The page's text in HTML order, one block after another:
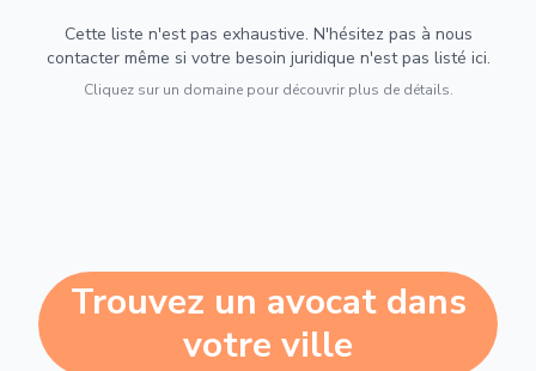
Cette liste n'est pas exhaustive. N'hésitez pas à nous
contacter même si votre besoin juridique n'est pas listé ici.
Cliquez sur un domaine pour découvrir plus de détails.
Trouvez un avocat dans
votre ville